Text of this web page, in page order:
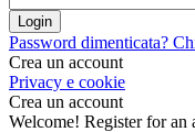
Password dimenticata?
Crea un account
Privacy e cookie
Crea un account
Welcome! Register for an